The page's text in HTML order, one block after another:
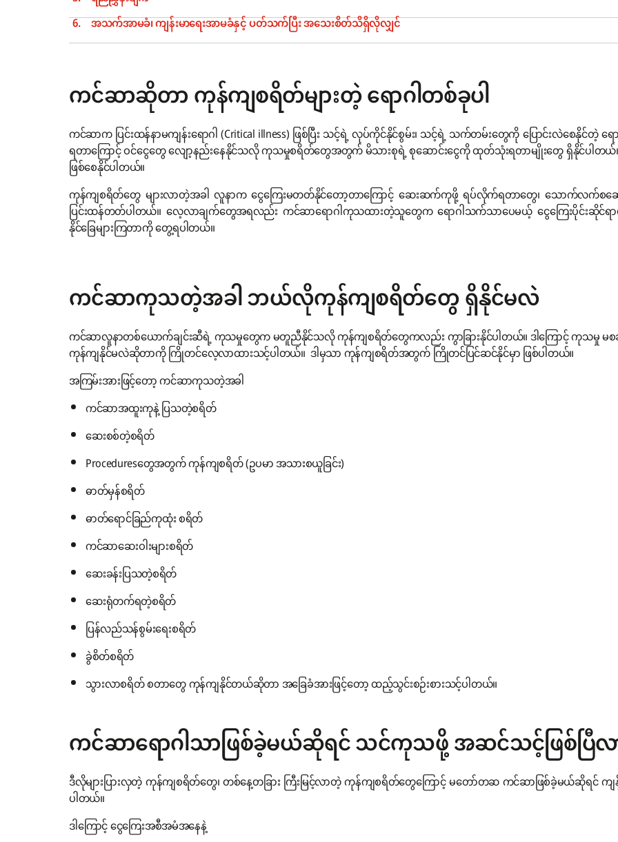
အသက်အာမခံ၊ ကျန်းမာရေးအာမခံနှင့် ပတ်သက်ပြီး အသေးစိတ်သိရှိလိုလျှင်
ကင်ဆာဆိုတာ ကုန်ကျစရိတ်များတဲ့ ရောဂါတစ်ခုပါ
ကင်ဆာက ပြင်းထန်နာမကျန်းရောဂါ (Critical illness) ဖြစ်ပြီး သင့်ရဲ့ လုပ်ကိုင်နိုင်စွမ်း၊ သင့်ရဲ့ သက်တမ်းတွေကို ပြောင်းလဲစေနိုင်တဲ့
ရတာကြောင့် ဝင်ငွေတွေ လျော့နည်းနေနိုင်သလို ကုသမှုစရိတ်တွေအတွက် မိသားစုရဲ့ စုဆောင်းငွေကို ထုတ်သုံးရတာမျိုးတွေ ရှိနိုင်ပ
ဖြစ်စေနိုင်ပါတယ်။
ကုန်ကျစရိတ်တွေ များလာတဲ့အခါ လူနာက ငွေကြေးမတတ်နိုင်တော့တာကြောင့် ဆေးဆက်ကုဖို့ ရပ်လိုက်ရတာတွေ၊ သောက်လက်စဆ
ပြင်းထန်တတ်ပါတယ်။ လေ့လာချက်တွေအရလည်း ကင်ဆာရောဂါကုသထားတဲ့သူတွေက ရောဂါသက်သာပေမယ့် ငွေကြေးပိုင်းဆိုင်ရာမှ
နိုင်ခြေများကြတာကို တွေ့ရပါတယ်။
ကင်ဆာကုသတဲ့အခါ ဘယ်လိုကုန်ကျစရိတ်တွေ ရှိနိုင်မလဲ
ကင်ဆာလူနာတစ်ယောက်ချင်းဆီရဲ့ ကုသမှုတွေက မတူညီနိုင်သလို ကုန်ကျစရိတ်တွေကလည်း ကွာခြားနိုင်ပါတယ်။ ဒါကြောင့် ကုသ
ကုန်ကျနိုင်မလဲဆိုတာကို ကြိုတင်လေ့လာထားသင့်ပါတယ်။ ဒါမှသာ ကုန်ကျစရိတ်အတွက် ကြိုတင်ပြင်ဆင်နိုင်မှာ ဖြစ်ပါတယ်။
အကြမ်းအားဖြင့်တော့ ကင်ဆာကုသတဲ့အခါ
ကင်ဆာအထူးကုနဲ့ ပြသတဲ့စရိတ်
ဆေးစစ်တဲ့စရိတ်
Proceduresတွေအတွက် ကုန်ကျစရိတ် (ဥပမာ အသားစယူခြင်း)
ဓာတ်မှန်စရိတ်
ဓာတ်ရောင်ခြည်ကုထုံး စရိတ်
ကင်ဆာဆေးဝါးများစရိတ်
ဆေးခန်းပြသတဲ့စရိတ်
ဆေးရုံတက်ရတဲ့စရိတ်
ပြန်လည်သန်စွမ်းရေးစရိတ်
ခွဲစိတ်စရိတ်
သွားလာစရိတ် စတာတွေ ကုန်ကျနိုင်တယ်ဆိုတာ အခြေခံအားဖြင့်တော့ ထည့်သွင်းစဉ်းစားသင့်ပါတယ်။
ကင်ဆာရောဂါသာဖြစ်ခဲ့မယ်ဆိုရင် သင်ကုသဖို့ အဆင်သင့်ဖြစ်ပြီလ
ဒီလိုများပြားလှတဲ့ ကုန်ကျစရိတ်တွေ၊ တစ်နေ့တခြား ကြီးမြင့်လာတဲ့ ကုန်ကျစရိတ်တွေကြောင့် မတော်တဆ ကင်ဆာဖြစ်ခဲ့မယ်ဆိုရင် ကျ
ပါတယ်။
ဒါကြောင့် ငွေကြေးအစီအမံအနေနဲ့